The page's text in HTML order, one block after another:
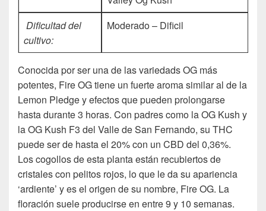
Dificultad del
cultivo:
Moderado – Dificil
Conocida por ser una de las variedads OG más
potentes, Fire OG tiene un fuerte aroma similar al de la
Lemon Pledge y efectos que pueden prolongarse
hasta durante 3 horas. Con padres como la OG Kush y
la OG Kush F3 del Valle de San Fernando, su THC
puede ser de hasta el 20% con un CBD del 0,36%.
Los cogollos de esta planta están recubiertos de
cristales con pelitos rojos, lo que le da su apariencia
‘ardiente’ y es el origen de su nombre, Fire OG. La
floración suele producirse en entre 9 y 10 semanas.